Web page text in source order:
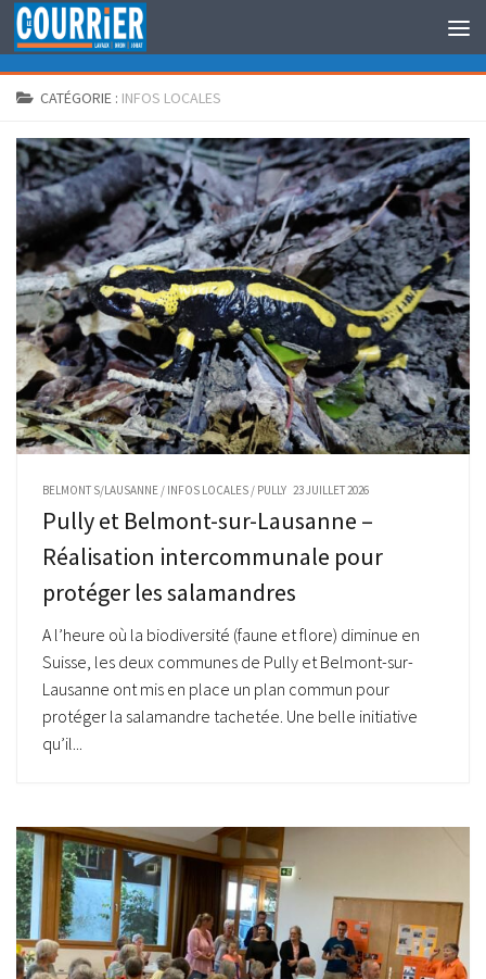
Au dessous du contenu
CATÉGORIE : INFOS LOCALES
BELMONT S/LAUSANNE / INFOS LOCALES / PULLY 23 JUILLET 2026
Pully et Belmont-sur-Lausanne –
Réalisation intercommunale pour
protéger les salamandres
A l’heure où la biodiversité (faune et flore) diminue en
Suisse, les deux communes de Pully et Belmont-sur-
Lausanne ont mis en place un plan commun pour
protéger la salamandre tachetée. Une belle initiative
qu’il...